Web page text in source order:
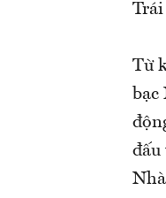
Từ
bạc
đấu